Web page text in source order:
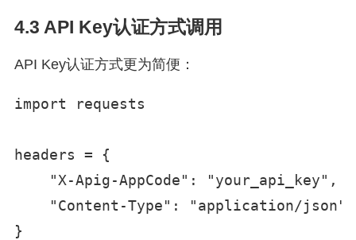
4.3 API Key认证方式调用
API Key认证方式更为简便：
import requests
headers = {
    "X-Apig-AppCode": "your_api_key",
    "Content-Type": "application/json"
}